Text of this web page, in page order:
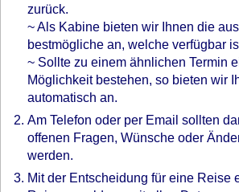
zurück.
~ Als Kabine bieten wir Ihnen die
bestmögliche an, welche verfügbar
~ Sollte zu einem ähnlichen Termin
Möglichkeit bestehen, so bieten wir
automatisch an.
Am Telefon oder per Email sollten
offenen Fragen, Wünsche oder
werden.
Mit der Entscheidung für eine Reise